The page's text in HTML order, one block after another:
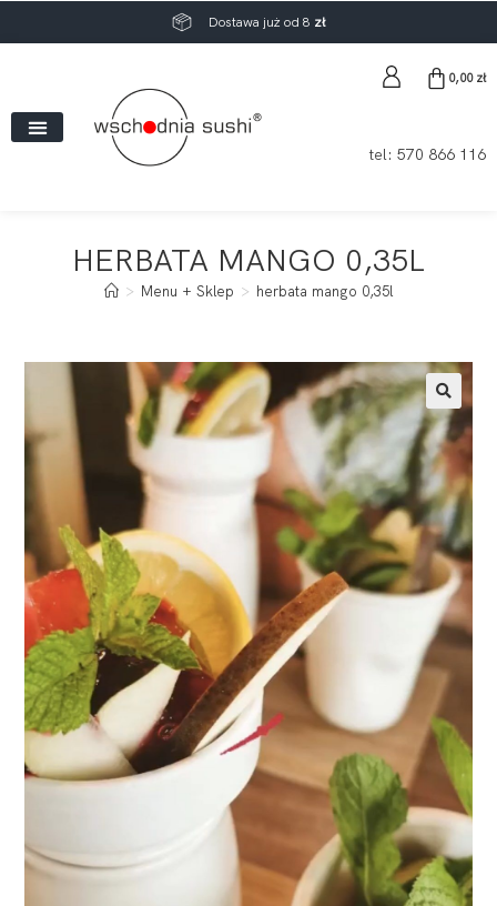
Dostawa już od 8 zł
0,00 zł
tel: 570 866 116
HERBATA MANGO 0,35L
> Menu + Sklep > herbata mango 0,35l